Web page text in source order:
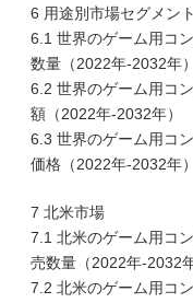
6 用途別市場セグメント
6.1 世界のゲーム用コ
数量（2022年-2032年）
6.2 世界のゲーム用コ
額（2022年-2032年）
6.3 世界のゲーム用コ
価格（2022年-2032年）
7 北米市場
7.1 北米のゲーム用コ
売数量（2022年-2032年
7.2 北米のゲーム用コ